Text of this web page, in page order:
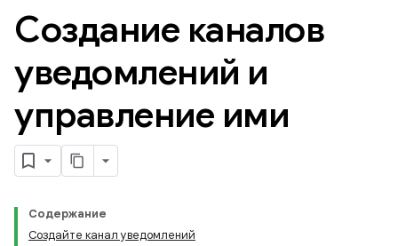
Создание каналов
уведомлений и
управление ими
Содержание
Создайте канал уведомлений